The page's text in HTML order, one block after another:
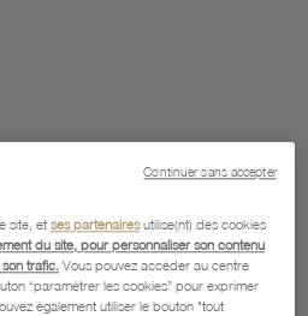
site, etses partenairesutilise(nt) des cookies
du site, pour personnaliser son contenu
trafic. Vous pouvez accéder au centre
“paramétrer les cookies” pour exprimer
également utiliser le bouton "tout
Continuer sans accepter